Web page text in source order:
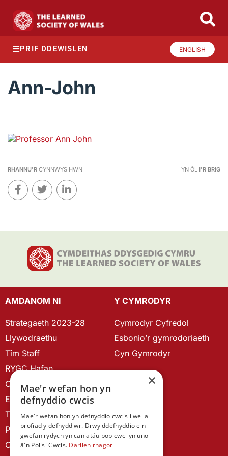
PRIF DDEWISLEN ENGLISH
Ann-John
RHANNU'R CYNNWYS HWN YN ÔL I'R BRIG
AMDANOM NI
Strategaeth 2023-28
Llywodraethu
Tîm Staff
RYGC Hafan
Canllawiau brandio
Ein Hanes
Telerau ac Amodau
Polisi Preifatrwydd
Cysylltu â ni
Y CYMRODYR
Cymrodyr Cyfredol
Esbonio’r gymrodoriaeth
Cyn Gymrodyr
×
Mae'r wefan hon yn
defnyddio cwcis
Mae'r wefan hon yn defnyddio cwcis i wella
profiad y defnyddiwr. Drwy ddefnyddio ein
gwefan rydych yn caniatáu bob cwci yn unol
â'n Polisi Cwcis. Darllen rhagor